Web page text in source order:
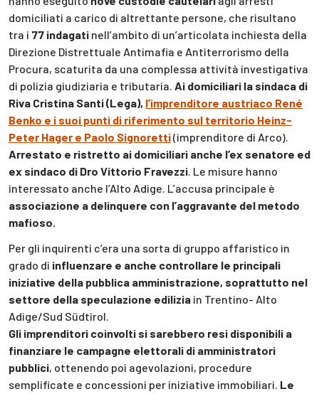
domiciliati a carico di altrettante persone, che risultano
tra i 77 indagati nell’ambito di un’articolata inchiesta della
Direzione Distrettuale Antimafia e Antiterrorismo della
Procura, scaturita da una complessa attività investigativa
di polizia giudiziaria e tributaria. Ai domiciliari la sindaca di
Riva Cristina Santi (Lega), l’imprenditore austriaco René
Benko e i suoi punti di riferimento sul territorio Heinz-
Peter Hager e Paolo Signoretti(imprenditore di Arco).
Arrestato e ristretto ai domiciliari anche l’ex senatore ed
ex sindaco di Dro Vittorio Fravezzi . Le misure hanno
interessato anche l’Alto Adige. L’accusa principale è
associazione a delinquere con l’aggravante del metodo
mafioso.
Per gli inquirenti c’era una sorta di gruppo affaristico in
grado di influenzare e anche controllare le principali
iniziative della pubblica amministrazione, soprattutto nel
settore della speculazione edilizia in Trentino- Alto
Adige/Sud Südtirol.
Gli imprenditori coinvolti si sarebbero resi disponibili a
finanziare le campagne elettorali di amministratori
pubblici, ottenendo poi agevolazioni, procedure
semplificate e concessioni per iniziative immobiliari. Le